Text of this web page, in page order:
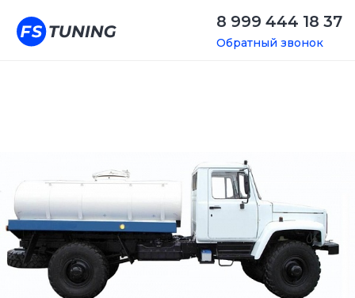
8 999 444 18 37
Обратный звонок